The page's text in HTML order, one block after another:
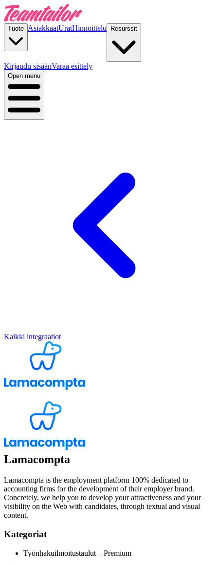
Tuote AsiakkaatUratHinnoittelu Resurssit
Kirjaudu sisäänVaraa esittely
Open menu
Kaikki integraatiot
Lamacompta
Lamacompta is the employment platform 100% dedicated to
accounting firms for the development of their employer brand.
Concretely, we help you to develop your attractiveness and your
visibility on the Web with candidates, through textual and visual
content.
Kategoriat
Työnhakuilmoitustaulut – Premium